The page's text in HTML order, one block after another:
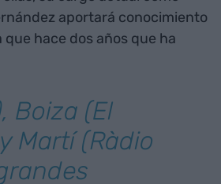
aportará conocimiento
que hace dos años que ha
Boiza (El
Martí (Ràdio